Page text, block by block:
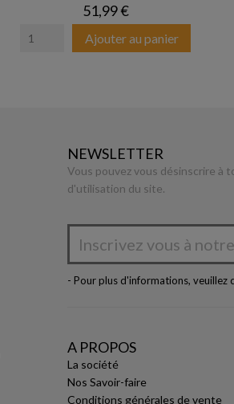
Prix
51,99 €
Ajouter au panier
NEWSLETTER
Vous pouvez vous désinscrire à
d'utilisation du site.
- Pour plus d'informations, veuillez
A PROPOS
La société
Nos Savoir-faire
Conditions générales de vente